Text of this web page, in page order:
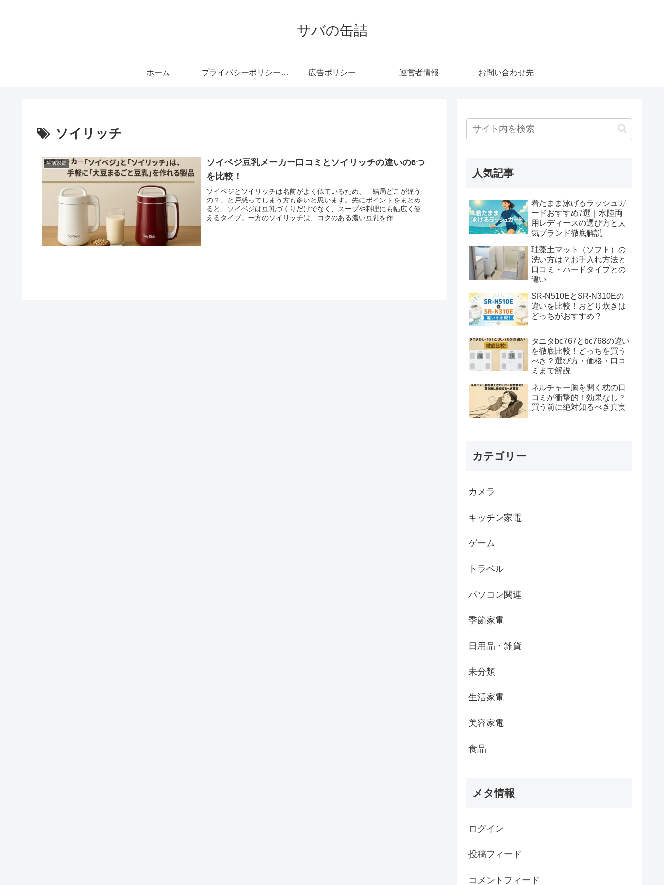
サバの缶詰
ホーム プライバシーポリシー・免責事項 広告ポリシー 運営者情報 お問い合わせ先
ソイリッチ
生活家電
ソイベジ豆乳メーカー口コミとソイリッチの違いの6つ
を比較！
ソイベジとソイリッチは名前がよく似ているため、「結局どこが違う
の？」と戸惑ってしまう方も多いと思います。先にポイントをまとめ
ると、ソイベジは豆乳づくりだけでなく、スープや料理にも幅広く使
えるタイプ。一方のソイリッチは、コクのある濃い豆乳を作...
人気記事
着たまま泳げるラッシュガ
ードおすすめ7選｜水陸両
用レディースの選び方と人
気ブランド徹底解説
珪藻土マット（ソフト）の
洗い方は？お手入れ方法と
口コミ・ハードタイプとの
違い
SR-N510EとSR-N310Eの
違いを比較！おどり炊きは
どっちがおすすめ？
タニタbc767とbc768の違い
を徹底比較！どっちを買う
べき？選び方・価格・口コ
ミまで解説
ネルチャー胸を開く枕の口
コミが衝撃的！効果なし？
買う前に絶対知るべき真実
カテゴリー
カメラ
キッチン家電
ゲーム
トラベル
パソコン関連
季節家電
日用品・雑貨
未分類
生活家電
美容家電
食品
メタ情報
ログイン
投稿フィード
コメントフィード